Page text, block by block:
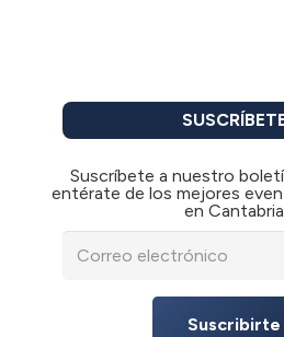
Suscríbete a nuestro
entérate de los mejores
en Cantabria
Suscribirte